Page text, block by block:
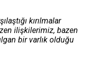
kırılmalar
ilişkilerimiz, bazen
bir varlık olduğu